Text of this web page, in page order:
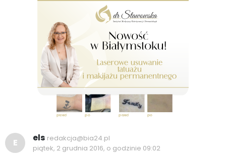
E els redakcja@bia24.pl
piątek, 2 grudnia 2016, o godzinie 09:02